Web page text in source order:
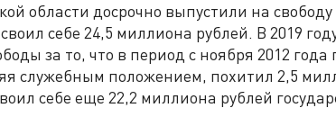
области досрочно выпустили на
себе 24,5 миллиона рублей. В 2019
за то, что в период с ноября 2012 года
служебным положением, похитил 2,5
себе еще 22,2 миллиона рублей